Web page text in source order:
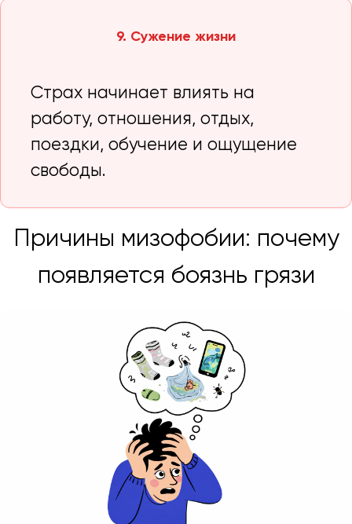
9. Сужение жизни
Страх начинает влиять на
работу, отношения, отдых,
поездки, обучение и ощущение
свободы.
Причины мизофобии: почему
появляется боязнь грязи